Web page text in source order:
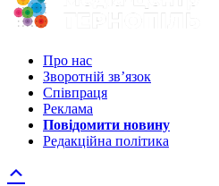
Про нас
Зворотній зв’язок
Співпраця
Реклама
Повідомити новину
Редакційна політика